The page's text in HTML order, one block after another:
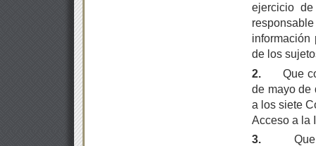
ejercicio
de los
2.
Que
de mayo de
a los siete
Acceso a la
3.